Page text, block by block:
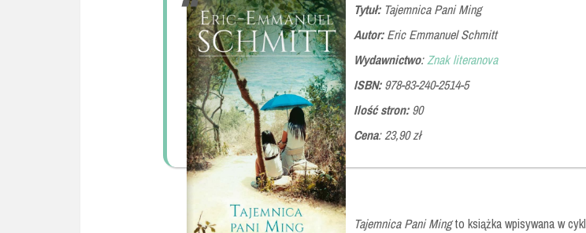
Tytuł:Tajemnica Pani Ming
Autor:Eric Emmanuel Schmitt
Wydawnictwo:Znak literanova
ISBN:978-83-240-2514-5
Ilość stron:90
Cena: 23,90 zł
Tajemnica Pani Mingto książka wpisywana w cykl